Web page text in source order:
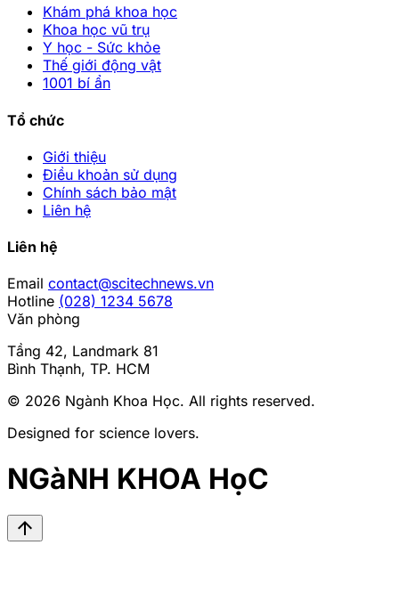
Khám phá khoa học
Khoa học vũ trụ
Y học - Sức khỏe
Thế giới động vật
1001 bí ẩn
Tổ chức
Giới thiệu
Điều khoản sử dụng
Chính sách bảo mật
Liên hệ
Liên hệ
Email contact@scitechnews.vn
Hotline (028) 1234 5678
Văn phòng
Tầng 42, Landmark 81
Bình Thạnh, TP. HCM
© 2026 Ngành Khoa Học. All rights reserved.
Designed for science lovers.
NGàNH KHOA HọC
arrow_upward